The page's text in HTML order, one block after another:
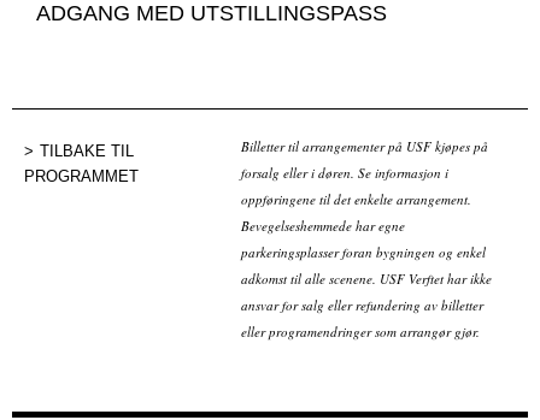
ADGANG MED UTSTILLINGSPASS
TILBAKE TIL
PROGRAMMET
Billetter til arrangementer på USF kjøpes på
forsalg eller i døren. Se informasjon i
oppføringene til det enkelte arrangement.
Bevegelseshemmede har egne
parkeringsplasser foran bygningen og enkel
adkomst til alle scenene. USF Verftet har ikke
ansvar for salg eller refundering av billetter
eller programendringer som arrangør gjør.